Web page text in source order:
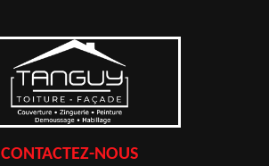
CONTACTEZ-NOUS